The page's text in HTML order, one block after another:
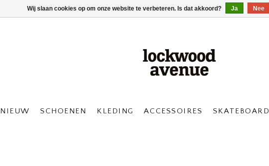
NIEUW SCHOENEN KLEDING ACCESSOIRES SKATEBOARD
Wij slaan cookies op om onze website te verbeteren. Is dat akkoord? Ja Nee